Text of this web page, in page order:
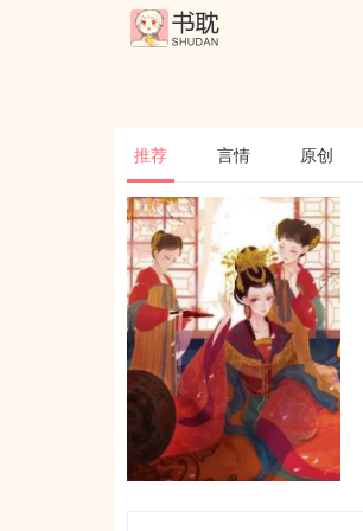
推荐 言情 原创